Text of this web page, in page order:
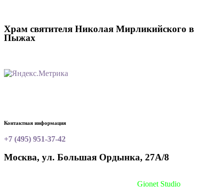
Храм святителя Николая Мирликийского в
Пыжах
Контактная информация
+7 (495) 951-37-42
Москва, ул. Большая Ордынка, 27А/8
Gionet Studio